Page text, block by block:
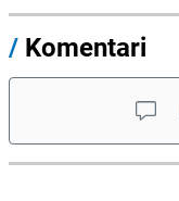
/ Komentari